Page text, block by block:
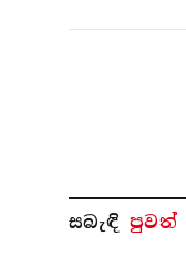
සබැ​ඳි පුවත්